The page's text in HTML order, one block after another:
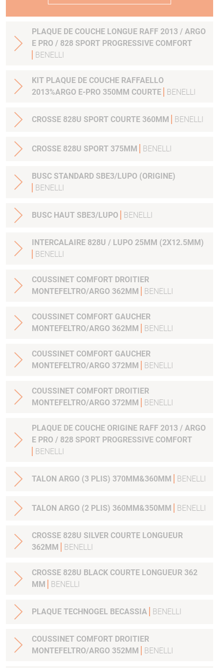
PLAQUE DE COUCHE LONGUE RAFF 2013 / ARGO
E PRO / 828 SPORT PROGRESSIVE COMFORT
BENELLI
KIT PLAQUE DE COUCHE RAFFAELLO
2013%ARGO E-PRO 350MM COURTE
BENELLI
CROSSE 828U SPORT COURTE 360MM BENELLI
CROSSE 828U SPORT 375MM BENELLI
BUSC STANDARD SBE3/LUPO (ORIGINE)
BENELLI
BUSC HAUT SBE3/LUPO BENELLI
INTERCALAIRE 828U / LUPO 25MM (2X12.5MM)
BENELLI
COUSSINET COMFORT DROITIER
MONTEFELTRO/ARGO 362MM
BENELLI
COUSSINET COMFORT GAUCHER
MONTEFELTRO/ARGO 362MM
BENELLI
COUSSINET COMFORT GAUCHER
MONTEFELTRO/ARGO 372MM
BENELLI
COUSSINET COMFORT DROITIER
MONTEFELTRO/ARGO 372MM
BENELLI
PLAQUE DE COUCHE ORIGINE RAFF 2013 / ARGO
E PRO / 828 SPORT PROGRESSIVE COMFORT
BENELLI
TALON ARGO (3 PLIS) 370MM&360MM BENELLI
TALON ARGO (2 PLIS) 360MM&350MM BENELLI
CROSSE 828U SILVER COURTE LONGUEUR
362MM
BENELLI
CROSSE 828U BLACK COURTE LONGUEUR 362
MM
BENELLI
PLAQUE TECHNOGEL BECASSIA BENELLI
COUSSINET COMFORT DROITIER
MONTEFELTRO/ARGO 352MM
BENELLI